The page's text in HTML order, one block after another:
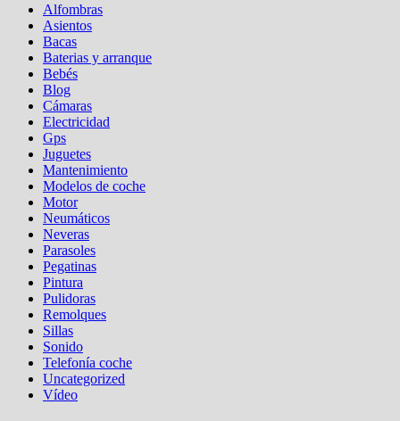
Alfombras
Asientos
Bacas
Baterias y arranque
Bebés
Blog
Cámaras
Electricidad
Gps
Juguetes
Mantenimiento
Modelos de coche
Motor
Neumáticos
Neveras
Parasoles
Pegatinas
Pintura
Pulidoras
Remolques
Sillas
Sonido
Telefonía coche
Uncategorized
Vídeo